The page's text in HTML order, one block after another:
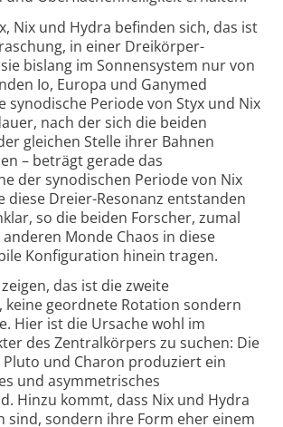
Nix und Hydra befinden sich, das ist
in einer Dreikörper-
bislang im Sonnensystem nur von
Io, Europa und Ganymed
synodische Periode von Styx und Nix
nach der sich die beiden
gleichen Stelle ihrer Bahnen
– beträgt gerade das
der synodischen Periode von Nix
diese Dreier-Resonanz entstanden
so die beiden Forscher, zumal
Monde Chaos in diese
Konfiguration hinein tragen.
das ist die zweite
keine geordnete Rotation sondern
Hier ist die Ursache wohl im
des Zentralkörpers zu suchen: Die
Pluto und Charon produziert ein
und asymmetrisches
Hinzu kommt, dass Nix und Hydra
sind, sondern ihre Form eher einem